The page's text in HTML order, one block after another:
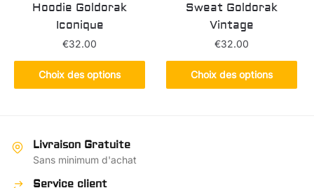
Hoodie Goldorak
Iconique
€32.00
Choix des options
Ce
produit
variations.
Sweat Goldorak
Vintage
€32.00
Choix des options
Ce
produit
Livraison Gratuite
Sans minimum d'achat
Service client